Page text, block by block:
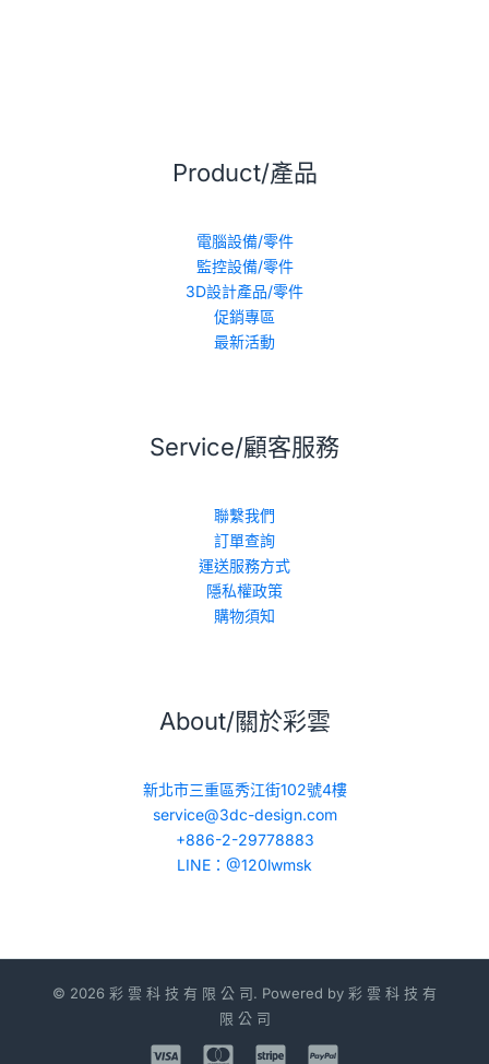
Product/產品
電腦設備/零件
監控設備/零件
3D設計產品/零件
促銷專區
最新活動
Service/顧客服務
聯繫我們
訂單查詢
運送服務方式
隱私權政策
購物須知
About/關於彩雲
新北市三重區秀江街102號4樓
service@3dc-design.com
+886-2-29778883
LINE：@120lwmsk
© 2026 彩 雲 科 技 有 限 公 司. Powered by 彩 雲 科 技 有
限 公 司